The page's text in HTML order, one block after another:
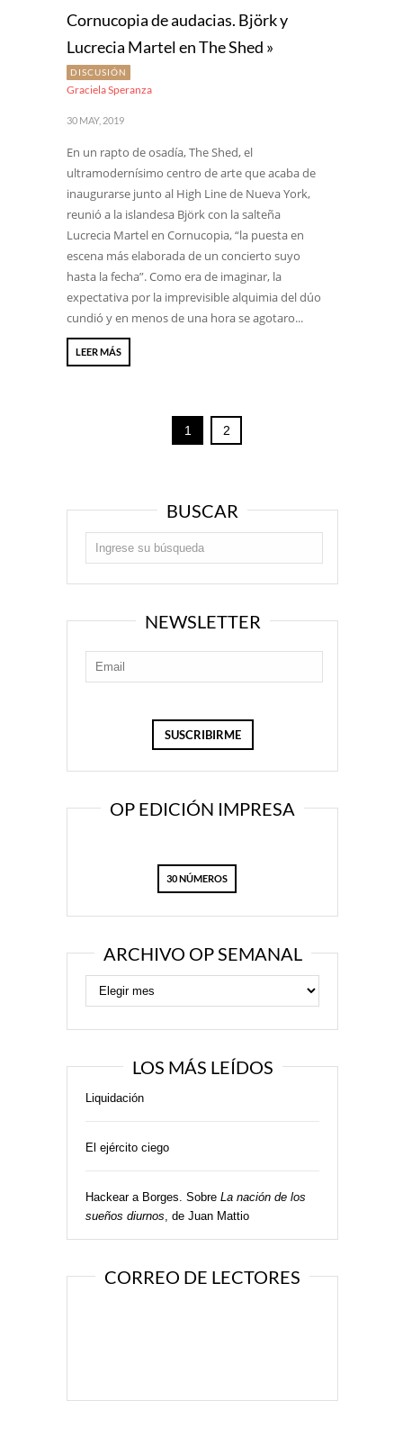
Cornucopia de audacias. Björk y
Lucrecia Martel en The Shed »
DISCUSIÓN
Graciela Speranza
30 MAY, 2019
En un rapto de osadía, The Shed, el
ultramodernísimo centro de arte que acaba de
inaugurarse junto al High Line de Nueva York,
reunió a la islandesa Björk con la salteña
Lucrecia Martel en Cornucopia, “la puesta en
escena más elaborada de un concierto suyo
hasta la fecha”. Como era de imaginar, la
expectativa por la imprevisible alquimia del dúo
cundió y en menos de una hora se agotaro...
LEER MÁS
1 2
BUSCAR
NEWSLETTER
OP EDICIÓN IMPRESA
30 NÚMEROS
ARCHIVO OP SEMANAL
LOS MÁS LEÍDOS
Liquidación
El ejército ciego
Hackear a Borges. Sobre La nación de los
sueños diurnos, de Juan Mattio
CORREO DE LECTORES